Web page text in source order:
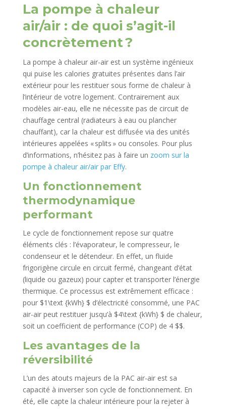
La pompe à chaleur
air/air : de quoi s’agit-il
concrètement ?
La pompe à chaleur air-air est un système ingénieux
qui puise les calories gratuites présentes dans l’air
extérieur pour les restituer sous forme de chaleur à
l’intérieur de votre logement. Contrairement aux
modèles air-eau, elle ne nécessite pas de circuit de
chauffage central (radiateurs à eau ou plancher
chauffant), car la chaleur est diffusée via des unités
intérieures appelées « splits » ou consoles. Pour plus
d’informations, n’hésitez pas à faire un zoom sur la
pompe à chaleur air/air par Effy.
Un fonctionnement
thermodynamique
performant
Le cycle de fonctionnement repose sur quatre
éléments clés : l’évaporateur, le compresseur, le
condenseur et le détendeur. En effet, un fluide
frigorigène circule en circuit fermé, changeant d’état
(liquide ou gazeux) pour capter et transporter l’énergie
thermique. Ce processus est extrêmement efficace :
pour $1\text {kWh} $ d’électricité consommé, une PAC
air-air peut restituer jusqu’à $4\text {kWh} $ de chaleur,
soit un coefficient de performance (COP) de 4 $$.
Les avantages de la
réversibilité
L’un des atouts majeurs de la PAC air-air est sa
capacité à inverser son cycle de fonctionnement. En
été, elle capte la chaleur intérieure pour la rejeter à